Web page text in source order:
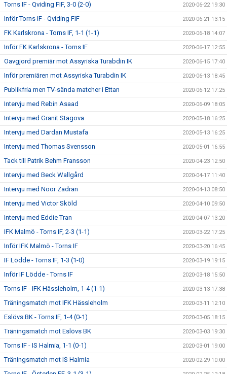
Torns IF - Qviding FIF, 3-0 (2-0) 2020-06-22 19:30
Inför Torns IF - Qviding FIF 2020-06-21 13:15
FK Karlskrona - Torns IF, 1-1 (1-1) 2020-06-18 14:07
Inför FK Karlskrona - Torns IF 2020-06-17 12:55
Oavgjord premiär mot Assyriska Turabdin IK 2020-06-15 17:40
Inför premiären mot Assyriska Turabdin IK 2020-06-13 18:45
Publikfria men TV-sända matcher i Ettan 2020-06-12 17:25
Intervju med Rebin Asaad 2020-06-09 18:05
Intervju med Granit Stagova 2020-05-18 16:25
Intervju med Dardan Mustafa 2020-05-13 16:25
Intervju med Thomas Svensson 2020-05-01 16:55
Tack till Patrik Behm Fransson 2020-04-23 12:50
Intervju med Beck Wallgård 2020-04-17 11:40
Intervju med Noor Zadran 2020-04-13 08:50
Intervju med Victor Sköld 2020-04-10 09:50
Intervju med Eddie Tran 2020-04-07 13:20
IFK Malmö - Torns IF, 2-3 (1-1) 2020-03-22 17:25
Inför IFK Malmö - Torns IF 2020-03-20 16:45
IF Lödde - Torns IF, 1-3 (1-0) 2020-03-19 19:15
Inför IF Lödde - Torns IF 2020-03-18 15:50
Torns IF - IFK Hässleholm, 1-4 (1-1) 2020-03-13 17:38
Träningsmatch mot IFK Hässleholm 2020-03-11 12:10
Eslövs BK - Torns IF, 1-4 (0-1) 2020-03-05 18:15
Träningsmatch mot Eslövs BK 2020-03-03 19:30
Torns IF - IS Halmia, 1-1 (0-1) 2020-03-01 19:00
Träningsmatch mot IS Halmia 2020-02-29 10:00